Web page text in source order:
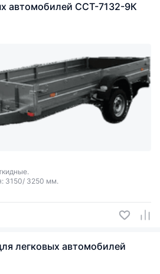
автомобилей ССТ-7132-9К
3150/ 3250 мм.
легковых автомобилей